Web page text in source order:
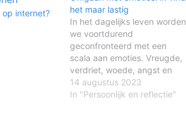
op internet?
het maar lastig
In het dagelijks leven worden
we voortdurend
geconfronteerd met een
scala aan emoties. Vreugde,
verdriet, woede, angst en
nog veel meer. Deze emoties
hebben invloed op hoe we
14 augustus 2023
In "Persoonlijk en reflectie"